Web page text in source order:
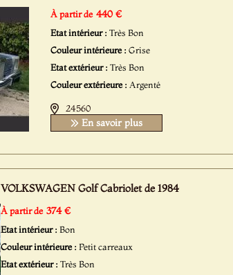
À partir de 440 €
Etat intérieur :Très Bon
Couleur intérieure :Grise
Etat extérieur :Très Bon
Couleur extérieure :Argenté
24560
En savoir plus
VOLKSWAGEN Golf Cabriolet de 1984
À partir de 374 €
Etat intérieur :Bon
Couleur intérieure :Petit carreaux
Etat extérieur :Très Bon